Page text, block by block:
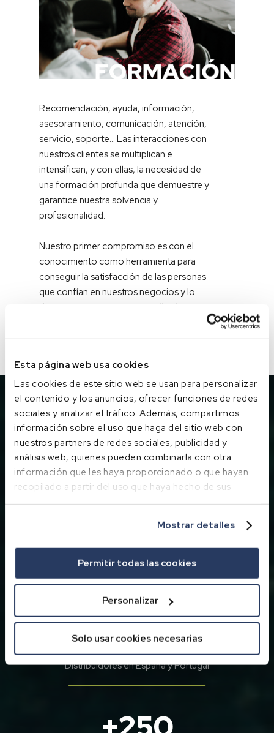
Esta página web usa cookies
Las cookies de este sitio web se usan para personalizar
el contenido y los anuncios, ofrecer funciones de redes
sociales y analizar el tráfico. Además, compartimos
información sobre el uso que haga del sitio web con
nuestros partners de redes sociales, publicidad y
análisis web, quienes pueden combinarla con otra
información que les haya proporcionado o que hayan
recopilado a partir del uso que haya hecho de sus
servicios.
Mostrar detalles
Permitir todas las cookies
Personalizar
Solo usar cookies necesarias
Recomendación, ayuda, información,
asesoramiento, comunicación, atención,
servicio, soporte… Las interacciones con
nuestros clientes se multiplican e
intensifican, y con ellas, la necesidad de
una formación profunda que demuestre y
garantice nuestra solvencia y
profesionalidad.
Nuestro primer compromiso es con el
conocimiento como herramienta para
conseguir la satisfacción de las personas
que confían en nuestros negocios y lo
demuestran adquiriendo en ellos las
productos que desean.
DATOS
Internacoencifras
1976
+900
Distribuidores en España y Portugal